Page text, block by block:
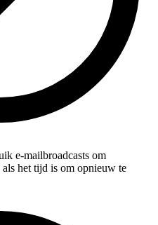
e-mailbroadcasts om
als het tijd is om opnieuw te